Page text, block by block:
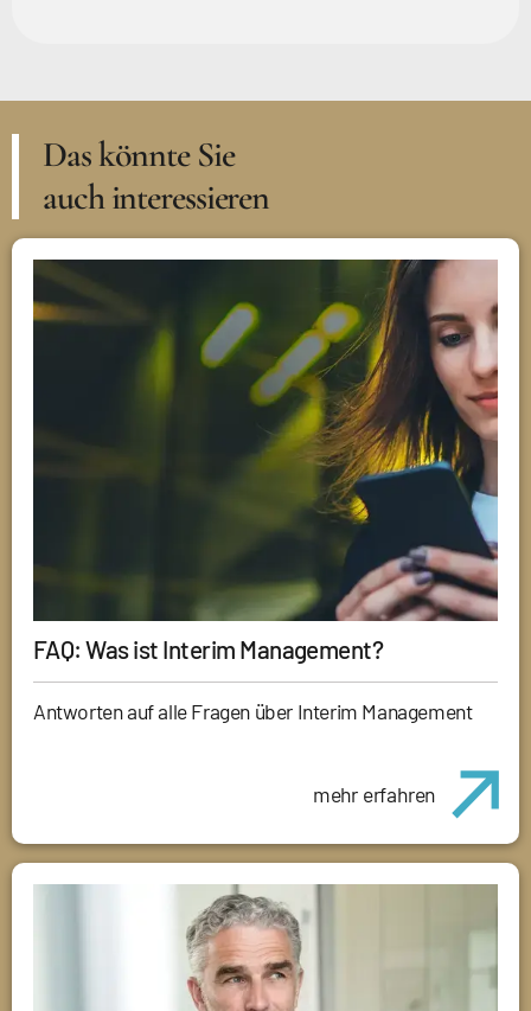
Das könnte Sie
auch interessieren
FAQ: Was ist Interim Management?
Antworten auf alle Fragen über Interim Management
mehr erfahren